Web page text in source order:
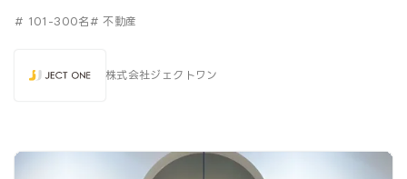
# 101-300名# 不動産
株式会社ジェクトワン